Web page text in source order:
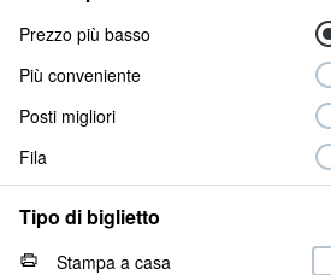
Prezzo più basso
Più conveniente
Posti migliori
Fila
Tipo di biglietto
Stampa a casa